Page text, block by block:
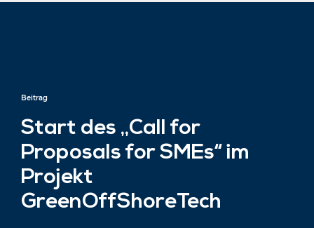
Beitrag
Start des „Call for
Proposals for SMEs“ im
Projekt
GreenOffShoreTech